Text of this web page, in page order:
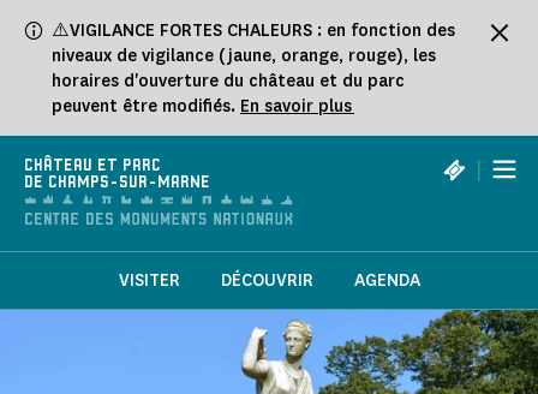
⚠️VIGILANCE FORTES CHALEURS : en fonction des
niveaux de vigilance (jaune, orange, rouge), les
horaires d'ouverture du château et du parc
peuvent être modifiés. En savoir plus
CHÂTEAU ET PARC
DE CHAMPS-SUR-MARNE
|
VISITER DÉCOUVRIR AGENDA